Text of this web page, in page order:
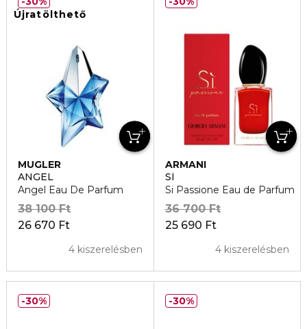
Újratölthető
MUGLER
ANGEL
Angel Eau De Parfum
26 670 Ft
38 100 Ft
4 kiszerelésben
ARMANI
SÍ
Si Passione Eau de Parfum
25 690 Ft
36 700 Ft
4 kiszerelésben
30% 30%